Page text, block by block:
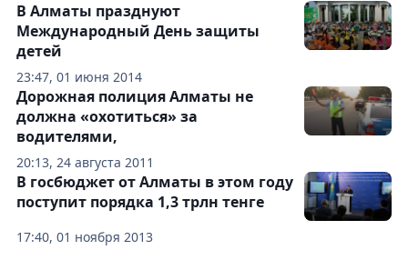
23:47, 01 июня 2014
В Алматы празднуют
Международный День защиты
детей
20:13, 24 августа 2011
Дорожная полиция Алматы не
должна «охотиться» за
водителями,
17:40, 01 ноября 2013
В госбюджет от Алматы в этом году
поступит порядка 1,3 трлн тенге